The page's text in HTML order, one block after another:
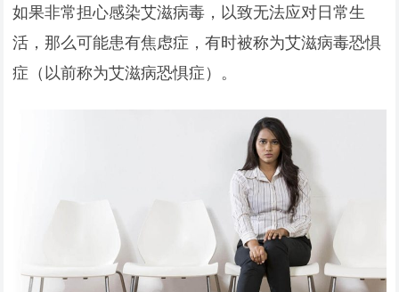
如果非常担心感染艾滋病毒，以致无法应对日常生
活，那么可能患有焦虑症，有时被称为艾滋病毒恐惧
症（以前称为艾滋病恐惧症）。